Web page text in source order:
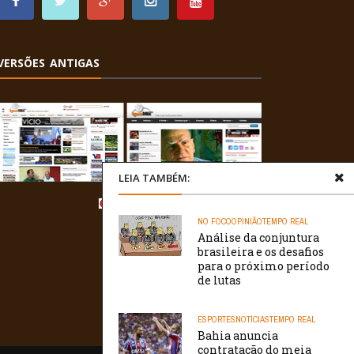
LEIA TAMBÉM:
NO FOCOOPINIÃOTEMPO REAL
Análise da conjuntura
brasileira e os desafios
para o próximo período
de lutas
ESPORTESNOTÍCIASTEMPO REAL
Bahia anuncia
contratação do meia
ANTIGAS